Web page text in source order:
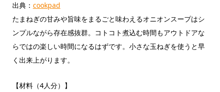
出典： cookpad
たまねぎの甘みや旨味をまるごと味わえるオニオンスープはシ
ンプルながら存在感抜群。コトコト煮込む時間もアウトドアな
らではの楽しい時間になるはずです。小さな玉ねぎを使うと早
く出来上がります。
【材料（4人分）】